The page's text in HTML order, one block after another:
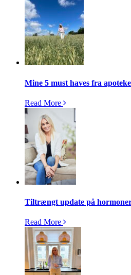
Mine 5 must haves fra
Read More
Tiltrængt update på
Read More